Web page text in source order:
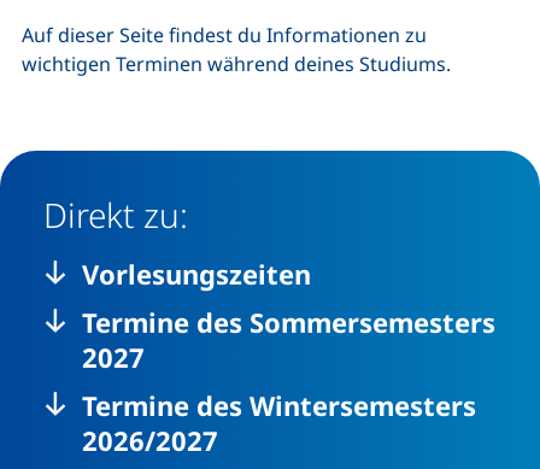
Auf dieser Seite findest du Informationen zu
wichtigen Terminen während deines Studiums.
Direkt zu:
Vorlesungszeiten
Termine des Sommersemesters
2027
Termine des Wintersemesters
2026/2027